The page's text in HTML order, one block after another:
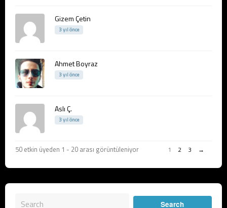
Gizem Çetin
3 yıl önce
Ahmet Boyraz
3 yıl önce
Aslı Ç.
3 yıl önce
50 etkin üyeden 1 - 20 arası görüntüleniyor 1 2 3 →